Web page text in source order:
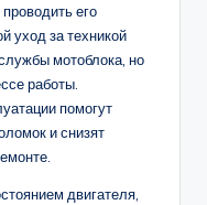
его
уход за техникой
мотоблока, но
работы.
помогут
и снизят
двигателя,